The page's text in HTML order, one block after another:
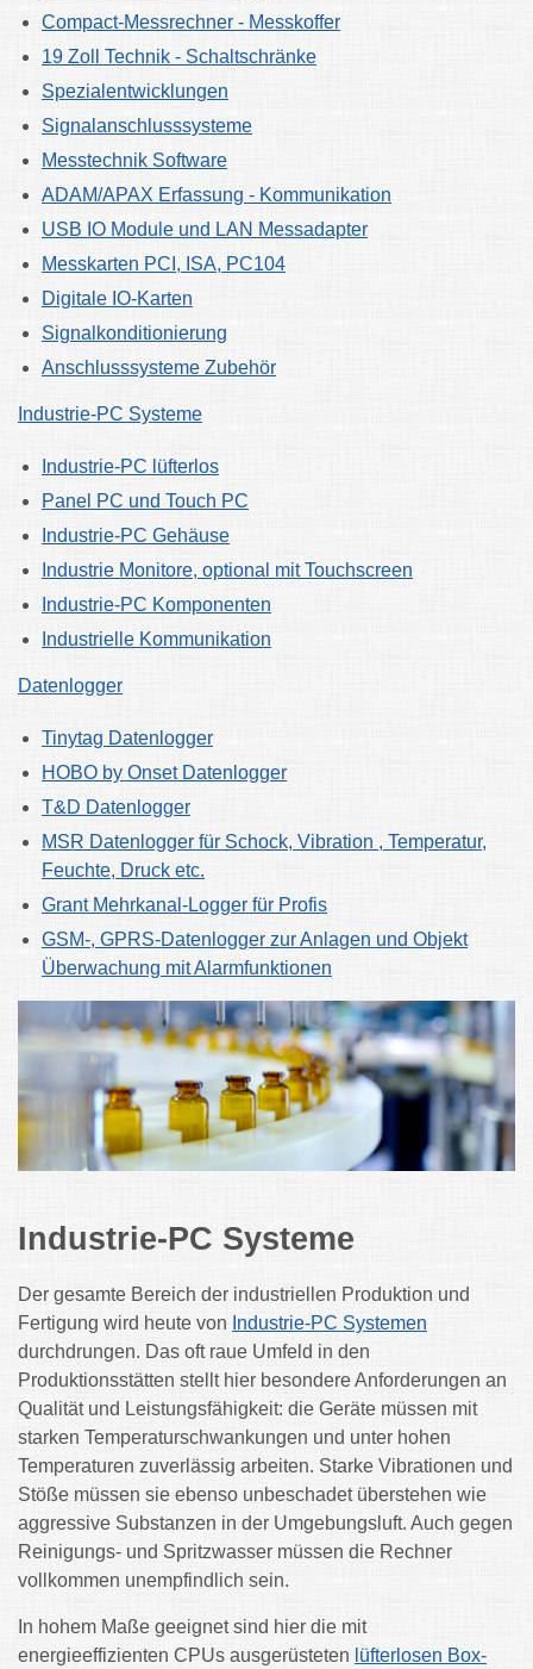
Compact-Messrechner - Messkoffer
19 Zoll Technik - Schaltschränke
Spezialentwicklungen
Signalanschlusssysteme
Messtechnik Software
ADAM/APAX Erfassung - Kommunikation
USB IO Module und LAN Messadapter
Messkarten PCI, ISA, PC104
Digitale IO-Karten
Signalkonditionierung
Anschlusssysteme Zubehör
Industrie-PC Systeme
Industrie-PC lüfterlos
Panel PC und Touch PC
Industrie-PC Gehäuse
Industrie Monitore, optional mit Touchscreen
Industrie-PC Komponenten
Industrielle Kommunikation
Datenlogger
Tinytag Datenlogger
HOBO by Onset Datenlogger
T&D Datenlogger
MSR Datenlogger für Schock, Vibration , Temperatur,
Feuchte, Druck etc.
Grant Mehrkanal-Logger für Profis
GSM-, GPRS-Datenlogger zur Anlagen und Objekt
Überwachung mit Alarmfunktionen
Industrie-PC Systeme
Der gesamte Bereich der industriellen Produktion und
Fertigung wird heute von Industrie-PC Systemen
durchdrungen. Das oft raue Umfeld in den
Produktionsstätten stellt hier besondere Anforderungen an
Qualität und Leistungsfähigkeit: die Geräte müssen mit
starken Temperaturschwankungen und unter hohen
Temperaturen zuverlässig arbeiten. Starke Vibrationen und
Stöße müssen sie ebenso unbeschadet überstehen wie
aggressive Substanzen in der Umgebungsluft. Auch gegen
Reinigungs- und Spritzwasser müssen die Rechner
vollkommen unempfindlich sein.
In hohem Maße geeignet sind hier die mit
energieeffizienten CPUs ausgerüsteten lüfterlosen Box-